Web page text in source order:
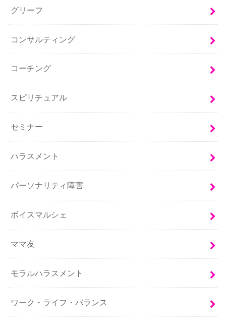
グリーフ
コンサルティング
コーチング
スピリチュアル
セミナー
ハラスメント
パーソナリティ障害
ボイスマルシェ
ママ友
モラルハラスメント
ワーク・ライフ・バランス